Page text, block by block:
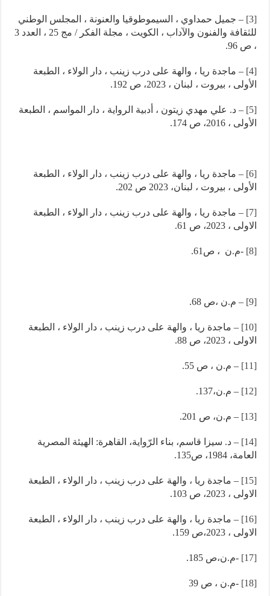
[3]
– جميل حمداوي ، السيموطوقيا والعنونة ، المجلس الوطني
للثقافة والفنون والآداب ، الكويت ، مجلة الفكر / مج 25 ، العدد 3
، ص 96.
[4]
– ماجدة ريا ، والهة على درب زينب ، دار الولاء ، الطبعة
الأولى ، بيروت ، لبنان ، 2023، ص 192.
[5]
– د. علي مهدي زيتون ، أدبية الرواية ، دار المواسم ، الطبعة
الأولى ، 2016، ص 174.
[6]
– ماجدة ريا ، والهة على درب زينب ، دار الولاء ، الطبعة
الأولى ، بيروت ، لبنان، 2023 ص 202.
[7]
– ماجدة ريا ، والهة على درب زينب ، دار الولاء ، الطبعة
الاولى ، 2023، ص 61.
[8] -م.ن ، ص61.
[9] – م.ن ،ص 68.
[10]
– ماجدة ريا ، والهة على درب زينب ، دار الولاء ، الطبعة
الاولى ، 2023، ص 88.
[11] – م.ن ، ص 55.
[12] – م.ن،137.
[13] – م.ن، ص 201.
[14]
– د. سيزا قاسم، بناء الرّواية، القاهرة: الهيئة المصرية
العامة، 1984، ص135.
[15]
– ماجدة ريا ، والهة على درب زينب ، دار الولاء ، الطبعة
الاولى ، 2023، ص 103.
[16]
– ماجدة ريا ، والهة على درب زينب ، دار الولاء ، الطبعة
الاولى ، 2023،ص 159.
[17] -م.ن،ص 185.
[18] -م.ن ، ص 39